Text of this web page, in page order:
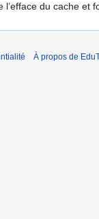
l’efface du cache et
À propos de